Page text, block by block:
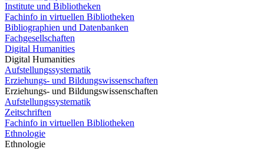
Institute und Bibliotheken
Fachinfo in virtuellen Bibliotheken
Bibliographien und Datenbanken
Fachgesellschaften
Digital Humanities
Digital Humanities
Aufstellungssystematik
Erziehungs- und Bildungswissenschaften
Erziehungs- und Bildungswissenschaften
Aufstellungssystematik
Zeitschriften
Fachinfo in virtuellen Bibliotheken
Ethnologie
Ethnologie